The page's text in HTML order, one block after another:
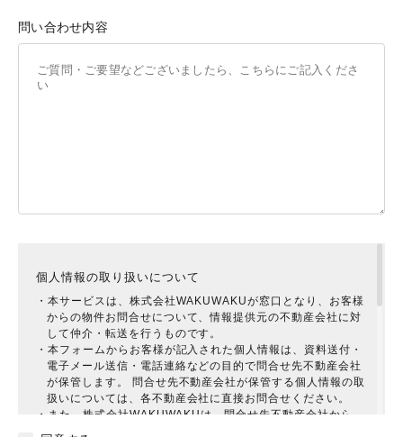
問い合わせ内容
個人情報の取り扱いについて
・本サービスは、株式会社WAKUWAKUが窓口となり、お客様
からの物件お問合せについて、情報提供元の不動産会社に対
して仲介・転送を行うものです。
・本フォームからお客様が記入された個人情報は、資料送付・
電子メール送信・電話連絡などの目的で問合せ先不動産会社
が保管します。 問合せ先不動産会社が保管する個人情報の取
扱いについては、各不動産会社に直接お問合せください。
・また、株式会社WAKUWAKUは、問合せ先不動産会社から、